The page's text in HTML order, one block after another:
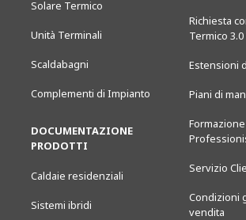
Solare Termico
Unità Terminali
Scaldabagni
Complementi di Impianto
DOCUMENTAZIONE
PRODOTTI
Caldaie residenziali
Sistemi ibridi
Richiesta
Termico 3.0
Estensioni
Piani di
Servizio
Condizioni
vendita